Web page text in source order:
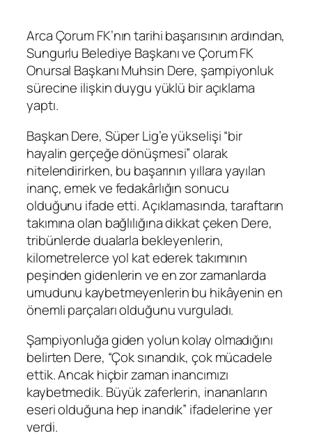
Arca Çorum FK’nın tarihi başarısının ardından,
Sungurlu Belediye Başkanı ve Çorum FK
Onursal Başkanı Muhsin Dere, şampiyonluk
sürecine ilişkin duygu yüklü bir açıklama
yaptı.
Başkan Dere, Süper Lig’e yükselişi “bir
hayalin gerçeğe dönüşmesi” olarak
nitelendirirken, bu başarının yıllara yayılan
inanç, emek ve fedakârlığın sonucu
olduğunu ifade etti. Açıklamasında, taraftarın
takımına olan bağlılığına dikkat çeken Dere,
tribünlerde dualarla bekleyenlerin,
kilometrelerce yol kat ederek takımının
peşinden gidenlerin ve en zor zamanlarda
umudunu kaybetmeyenlerin bu hikâyenin en
önemli parçaları olduğunu vurguladı.
Şampiyonluğa giden yolun kolay olmadığını
belirten Dere, “Çok sınandık, çok mücadele
ettik. Ancak hiçbir zaman inancımızı
kaybetmedik. Büyük zaferlerin, inananların
eseri olduğuna hep inandık” ifadelerine yer
verdi.